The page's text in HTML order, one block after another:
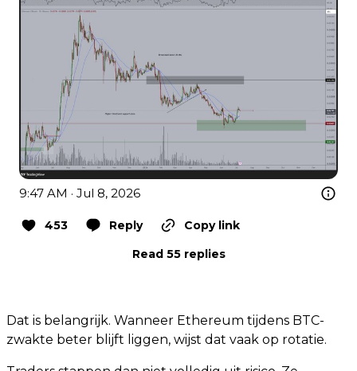
9:47 AM · Jul 8, 2026
453 Reply
Copy link
Read 55 replies
Dat is belangrijk. Wanneer Ethereum tijdens BTC-
zwakte beter blijft liggen, wijst dat vaak op rotatie.